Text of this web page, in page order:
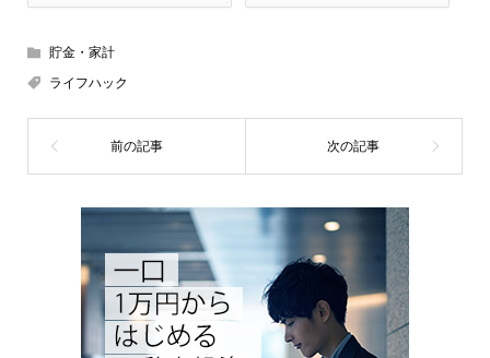
貯金・家計
ライフハック